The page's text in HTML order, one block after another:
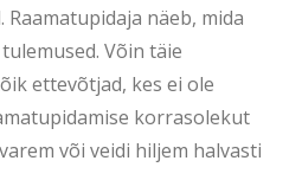
näeb, mida
Võin täie
ettevõtjad, kes ei ole
korrasolekut
või veidi hiljem halvasti